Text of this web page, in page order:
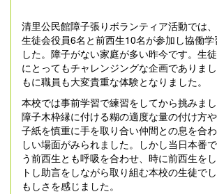
清里公民館障子張りボランティア活動では
生徒会役員6名と前西生10名が参加し協働学
した。障子がない家庭が多い昨今です。生
にとってもチャレンジングな企画でありま
もに職員も大変貴重な体験となりました。
本校では事前学習で練習をしてから挑みまし
障子木枠縁に付ける糊の適度な量の付け方
子紙を慎重に手を取り合い仲間との息を合
しい場面がみられました。しかし当日本番
う前西生とも呼吸を合わせ、時に前西生を
トし助言をしながら取り組む本校の生徒で
もしさを感じました。